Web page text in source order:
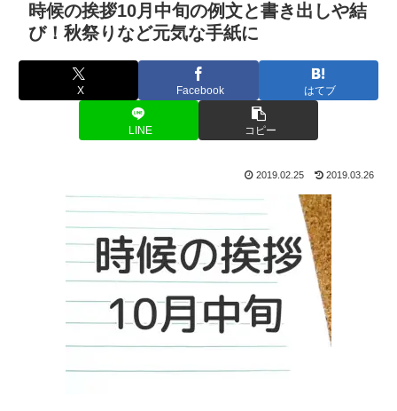
時候の挨拶10月中旬の例文と書き出しや結
び！秋祭りなど元気な手紙に
X Facebook はてブ
LINE コピー
2019.02.25 2019.03.26